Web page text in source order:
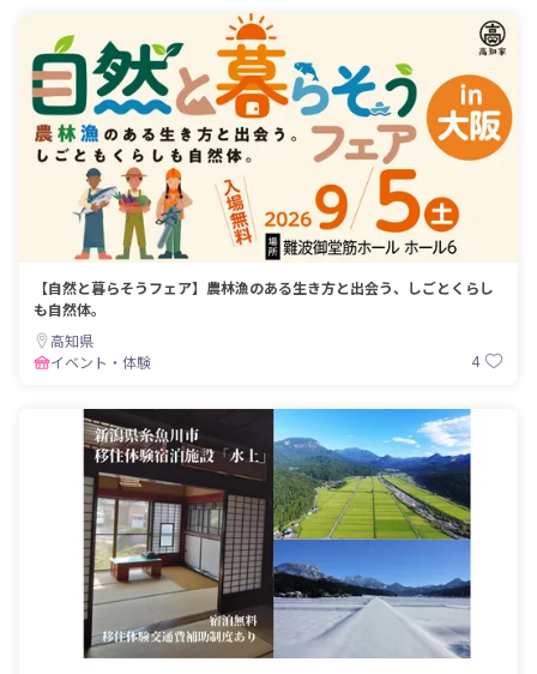
【自然と暮らそうフェア】農林漁のある生き方と出会う、しごとくらし
も自然体。
高知県
イベント・体験
4